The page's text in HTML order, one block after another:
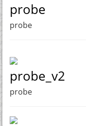
probe
probe
probe_v2
probe